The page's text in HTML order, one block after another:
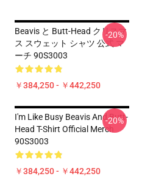
Beavis と Butt-Head クリスマ
ス スウェット シャツ 公式 マ
ーチ 90S3003
￥384,250 - ￥442,250
-20%
I'm Like Busy Beavis And Butt-
Head T-Shirt Official Merch
90S3003
￥384,250 - ￥442,250
-20%